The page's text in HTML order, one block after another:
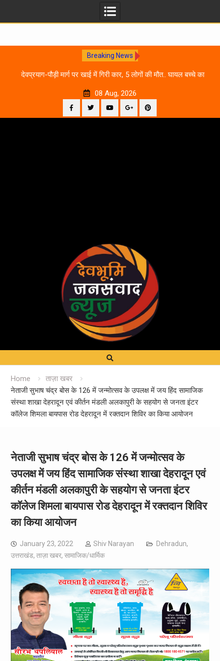
Breaking News
देवप्रयाग-पौड़ी मार्ग पर खाई में गिरी कार, 5 लोगों की मौत.. घायल बच्चे का
08 Aug, 2026
Home
ताज़ा खबर
नेताजी सुभाष चंद्र बोस के 126 में जन्मोत्सव के उपलक्ष में जय हिंद सामाजिक
संस्था शाखा देहरादून एवं कीर्तन मंडली अलकापुरी के सहयोग से जनता इंटर
कॉलेज शिमला बायपास रोड देहरादून में रक्तदान शिविर का किया आयोजन
नेताजी सुभाष चंद्र बोस के 126 में जन्मोत्सव के
उपलक्ष में जय हिंद सामाजिक संस्था शाखा देहरादून एवं
कीर्तन मंडली अलकापुरी के सहयोग से जनता इंटर
कॉलेज शिमला बायपास रोड देहरादून में रक्तदान शिविर
का किया आयोजन
January 23, 2022 Shiv Narayan Dehradun,
उत्तराखंड, ताज़ा खबर, सामाजिक/धार्मिक